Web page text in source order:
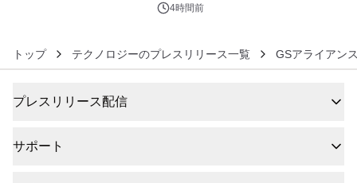
4時間前
トップ テクノロジーのプレスリリース一覧 GSアライアン
プレスリリース配信
サポート